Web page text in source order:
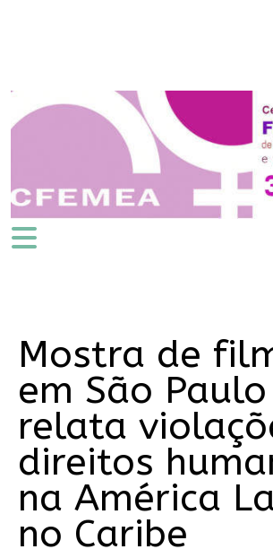
Mostra de
em São Paulo
relata
direitos
na América
no Caribe